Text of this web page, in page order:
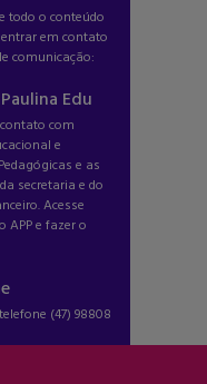
todo o conteúdo
em contato
comunicação:
Edu
com
e
e as
secretaria e do
Acesse
APP e fazer o
(47) 98808